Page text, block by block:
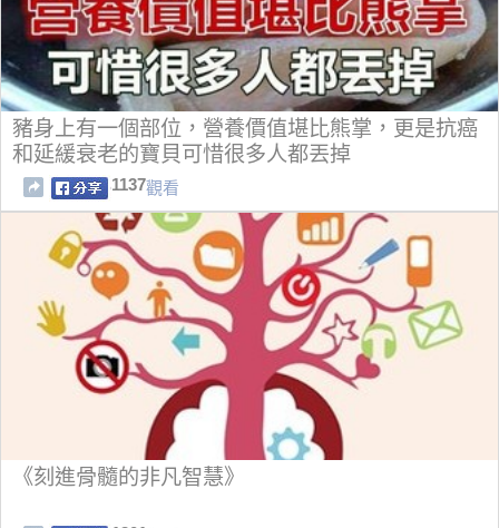
豬身上有一個部位，營養價值堪比熊掌，更是抗癌
和延緩衰老的寶貝可惜很多人都丟掉
1137觀看
《刻進骨髓的非凡智慧》